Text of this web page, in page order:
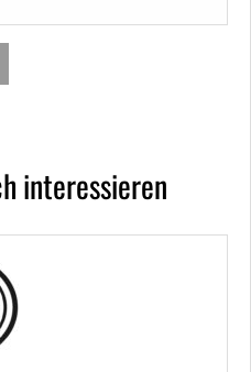
interessieren